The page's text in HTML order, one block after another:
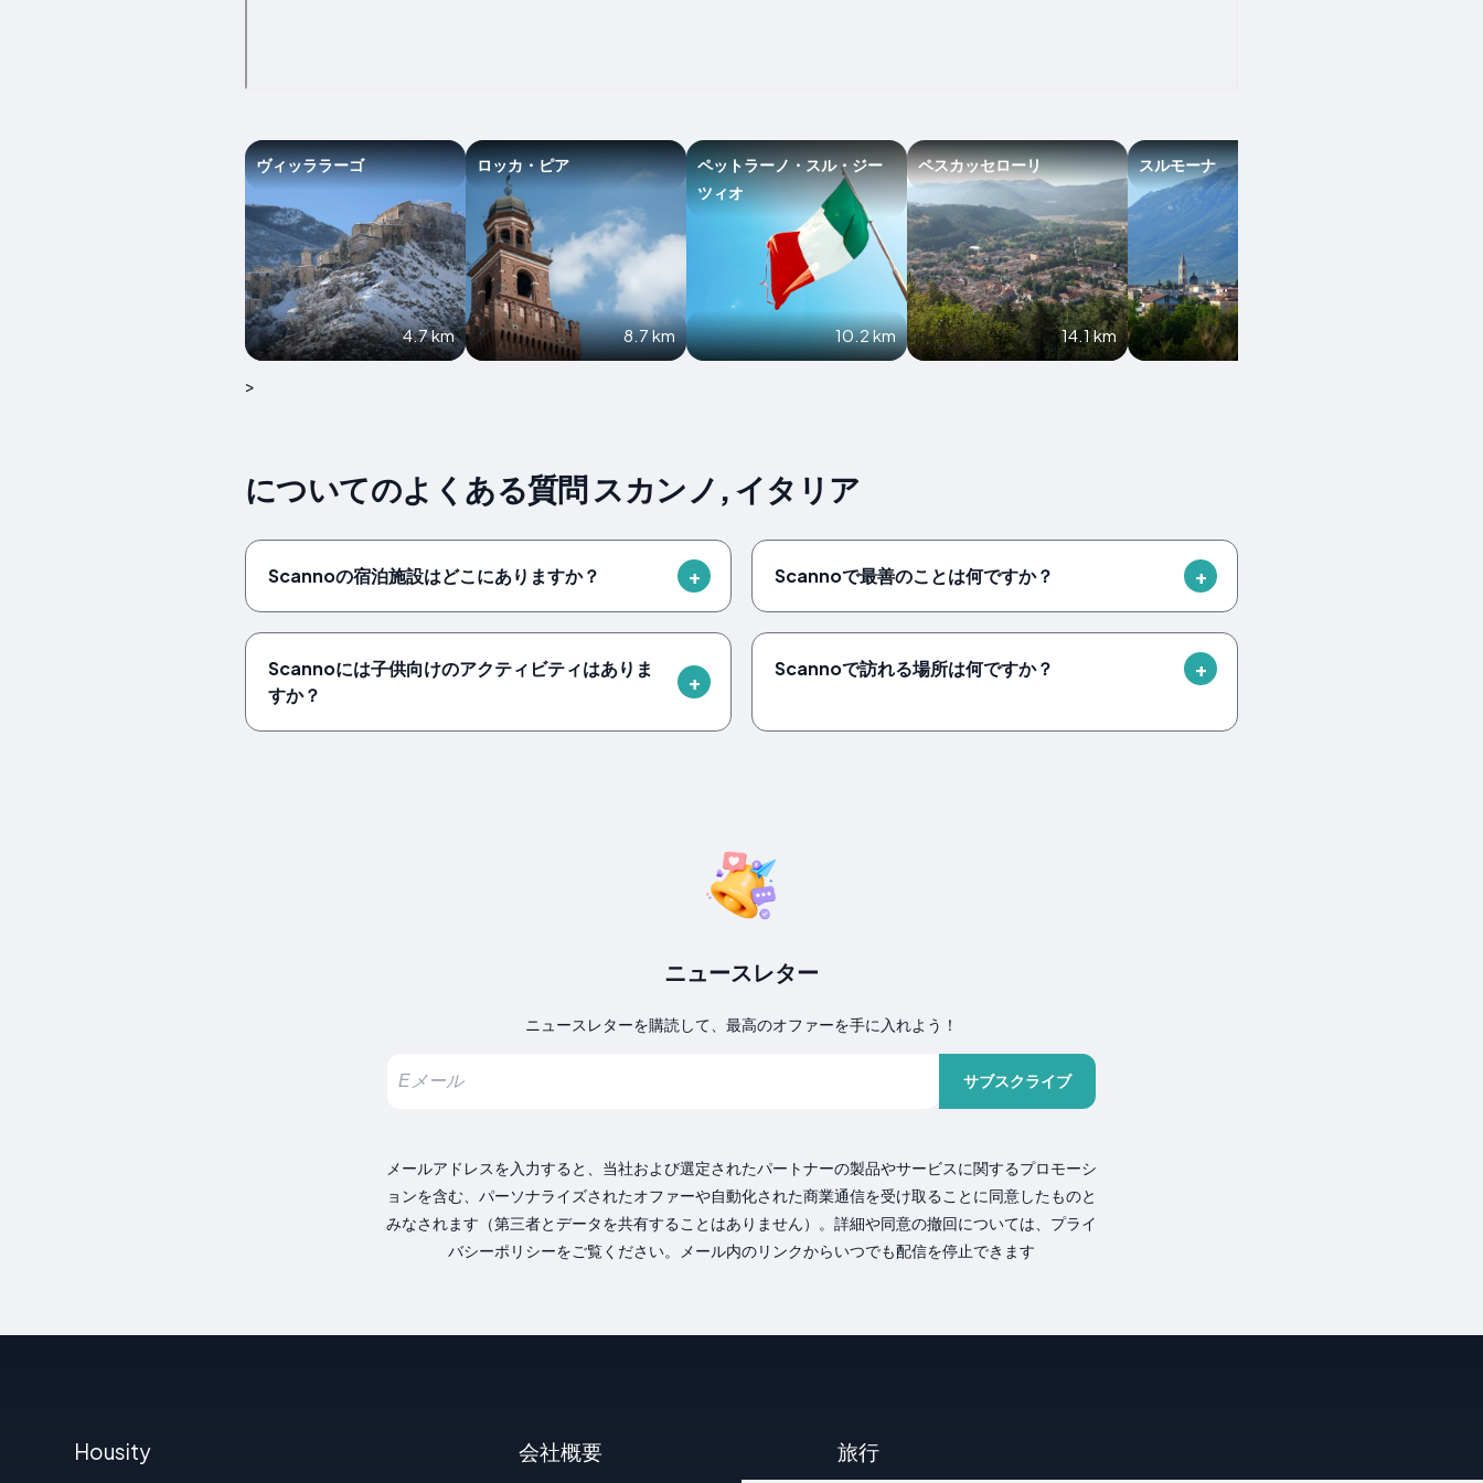
ヴィッララーゴ
4.7 km
ロッカ・ピア
8.7 km
ペットラーノ・スル・ジー
ツィオ
10.2 km
ペスカッセローリ
14.1 km
スルモーナ
>
についてのよくある質問 スカンノ, イタリア
Scannoの宿泊施設はどこにありますか？ Scannoで最善のことは何ですか？
Scannoには子供向けのアクティビティはありま
すか？
Scannoで訪れる場所は何ですか？
ニュースレター
ニュースレターを購読して、最高のオファーを手に入れよう！
サブスクライブ
メールアドレスを入力すると、当社および選定されたパートナーの製品やサービスに関するプロモーシ
ョンを含む、パーソナライズされたオファーや自動化された商業通信を受け取ることに同意したものと
みなされます（第三者とデータを共有することはありません）。詳細や同意の撤回については、プライ
バシーポリシーをご覧ください。メール内のリンクからいつでも配信を停止できます
Housity 会社概要 旅行